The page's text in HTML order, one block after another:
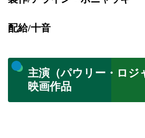
配給/十音
主演（パウリー・ロジ
映画作品